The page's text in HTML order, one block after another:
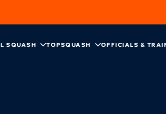
SQUASH TOPSQUASH OFFICIALS &